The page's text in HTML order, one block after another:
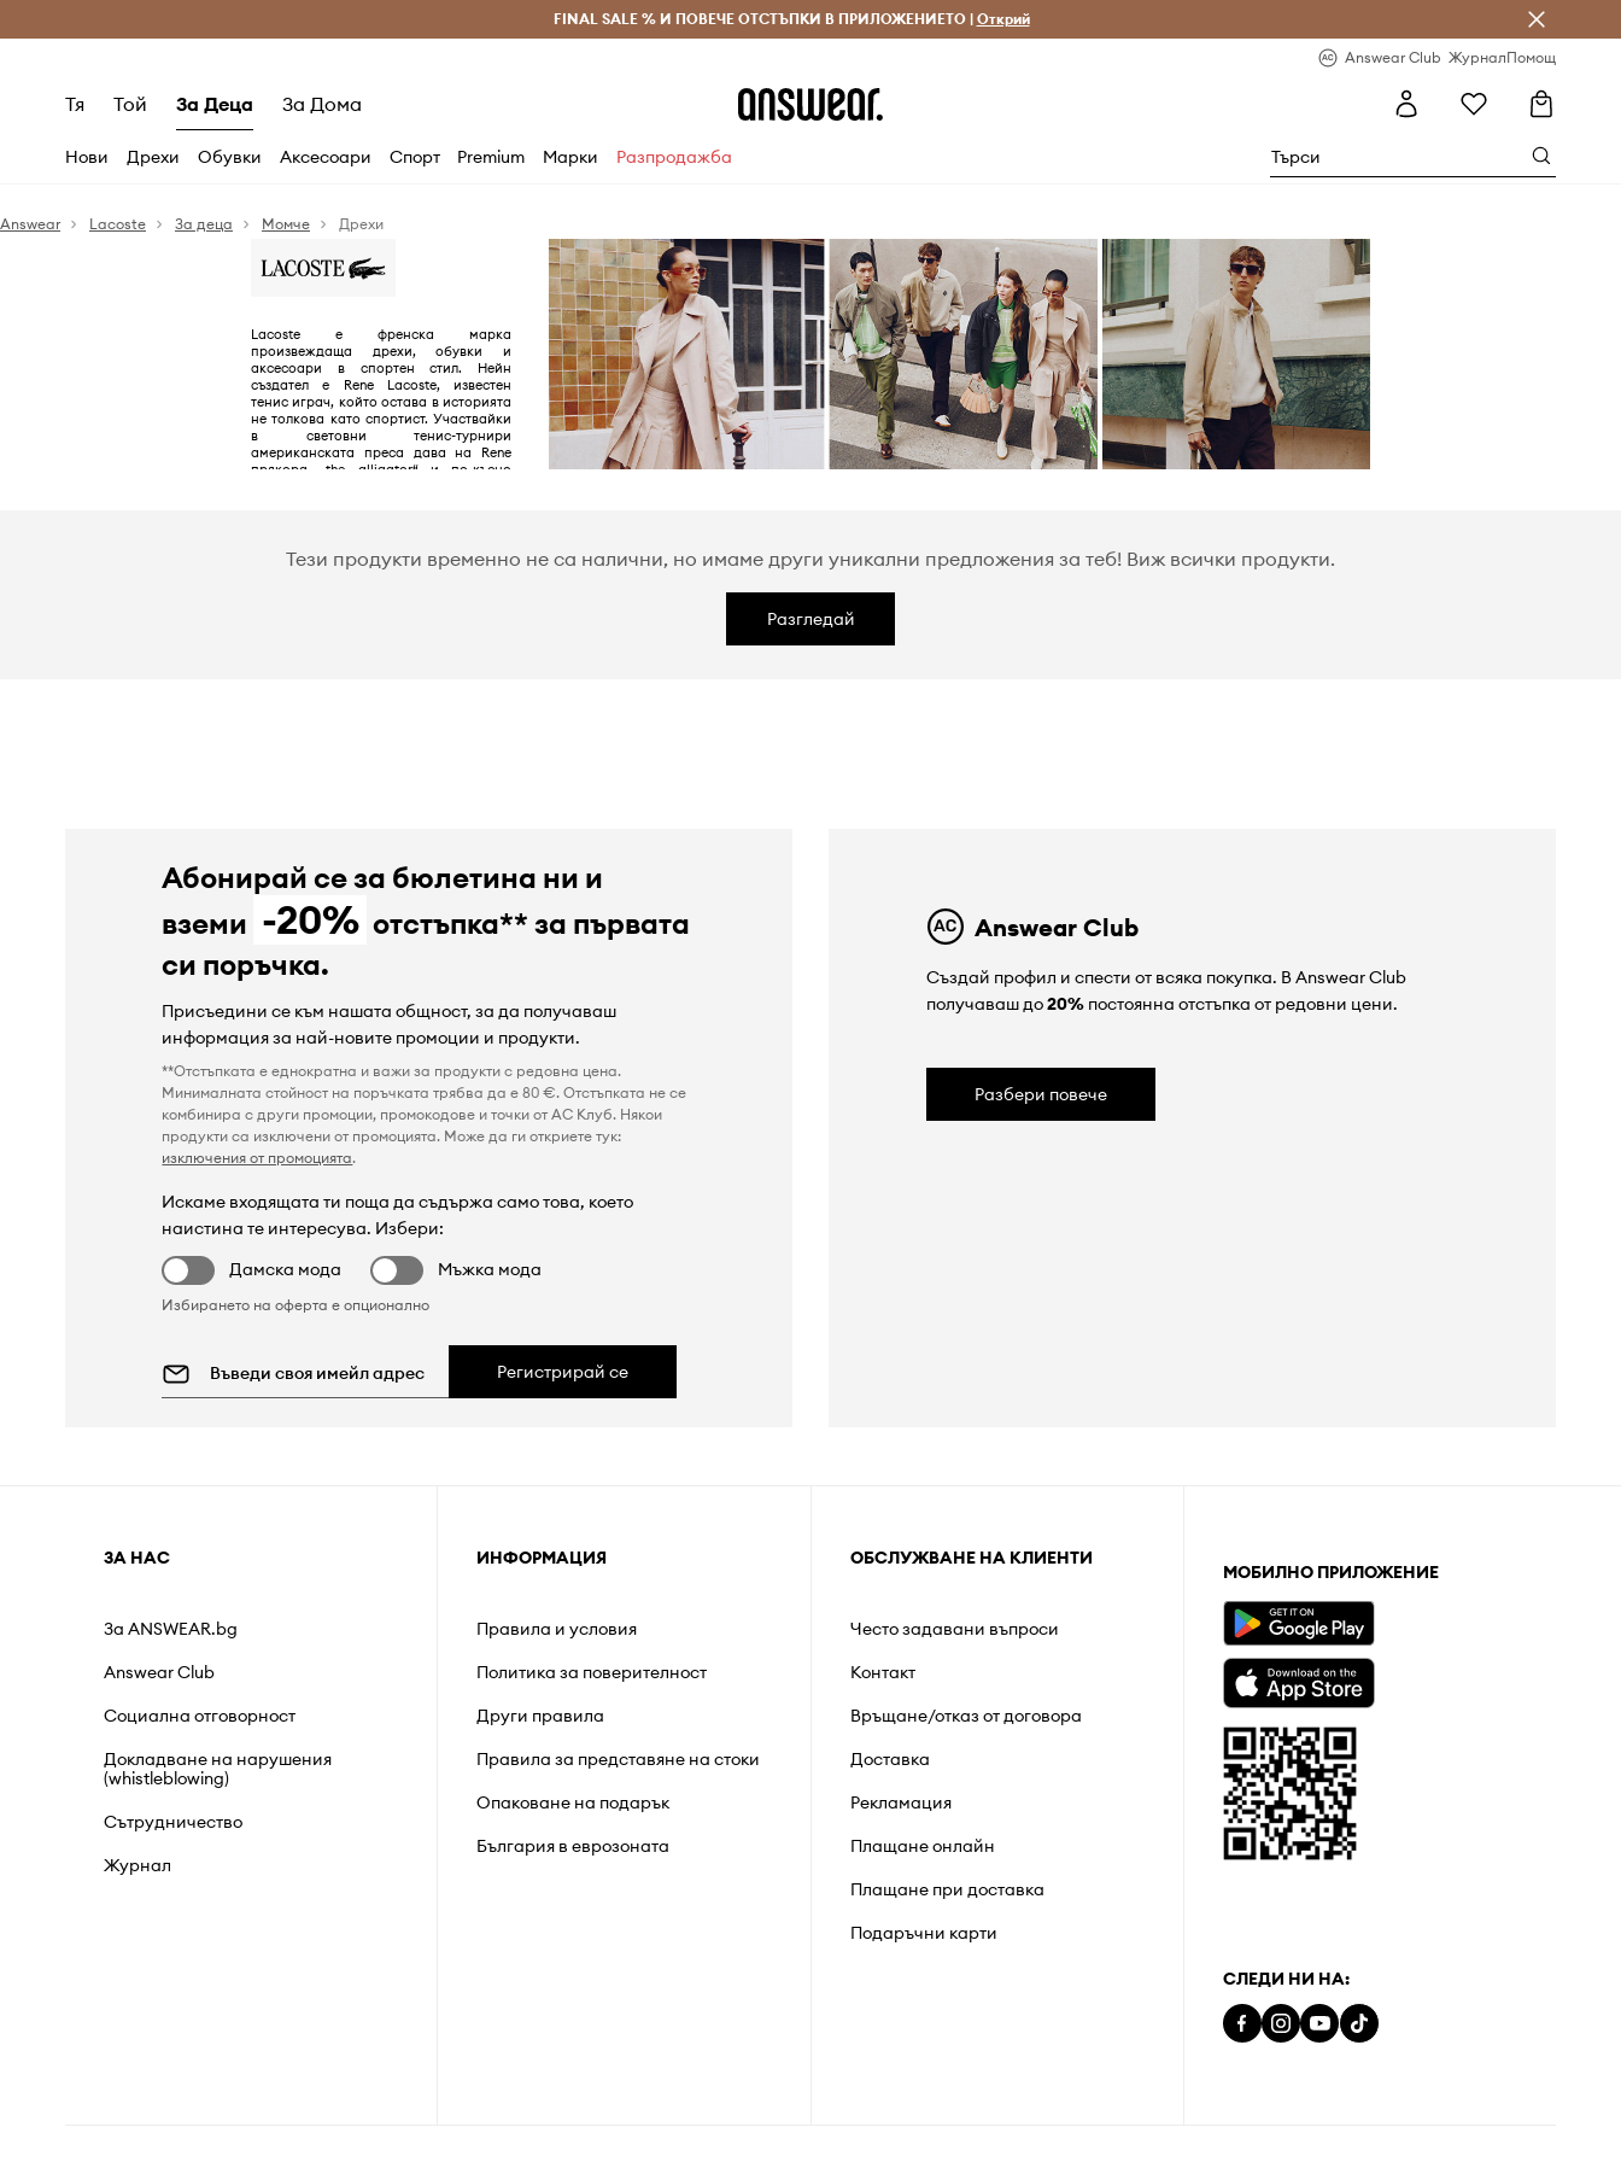
Безплатни доставка и връщане за поръчки над 70 EUR Доставка 1-5 дни
FINAL SALE % И ПОВЕЧЕ ОТСТЪПКИ В ПРИЛОЖЕНИЕТО | Открий
Answear Club ЖурналПомощ
Тя Той За Деца За Дома
Нови Дрехи Обувки Аксесоари Спорт Premium Марки Разпродажба
Answear Lacoste За деца Момче Дрехи
Lacoste е френска марка
произвеждаща дрехи, обувки и
аксесоари в спортен стил. Нейн
създател е Rene Lacoste, известен
тенис играч, който остава в историята
не толкова като спортист. Участвайки
в световни тенис-турнири
американската преса дава на Rene
прякора „the alligator“ и по-късно
Тези продукти временно не са налични, но имаме други уникални предложения за теб! Виж всички продукти.
Разгледай
Абонирай се за бюлетина ни и
вземи -20% отстъпка** за първата
си поръчка.
Присъедини се към нашата общност, за да получаваш
информация за най-новите промоции и продукти.
**Отстъпката е еднократна и важи за продукти с редовна цена.
Минималната стойност на поръчката трябва да е 80 €. Отстъпката не се
комбинира с други промоции, промокодове и точки от AC Клуб. Някои
продукти са изключени от промоцията. Може да ги откриете тук:
изключения от промоцията.
Искаме входящата ти поща да съдържа само това, което
наистина те интересува. Избери:
Дамска мода
Мъжка мода
Избирането на оферта е опционално
Регистрирай се
Answear Club
Създай профил и спести от всяка покупка. В Answear Club
получаваш до20%постоянна отстъпка от редовни цени.
Разбери повече
ЗА НАС
За ANSWEAR.bg
Answear Club
Социална отговорност
Докладване на нарушения
(whistleblowing)
Сътрудничество
Журнал
ИНФОРМАЦИЯ
Правила и условия
Политика за поверителност
Други правила
Правила за представяне на стоки
Опаковане на подарък
България в еврозоната
ОБСЛУЖВАНЕ НА КЛИЕНТИ
Често задавани въпроси
Контакт
Връщане/отказ от договора
Доставка
Рекламация
Плащане онлайн
Плащане при доставка
Подаръчни карти
МОБИЛНО ПРИЛОЖЕНИЕ
СЛЕДИ НИ НА: